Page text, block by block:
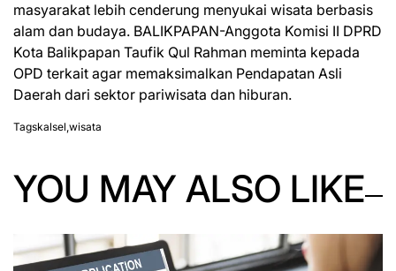
masyarakat lebih cenderung menyukai wisata berbasis
alam dan budaya. BALIKPAPAN-Anggota Komisi II DPRD
Kota Balikpapan Taufik Qul Rahman meminta kepada
OPD terkait agar memaksimalkan Pendapatan Asli
Daerah dari sektor pariwisata dan hiburan.
Tagskalsel,wisata
YOU MAY ALSO LIKE